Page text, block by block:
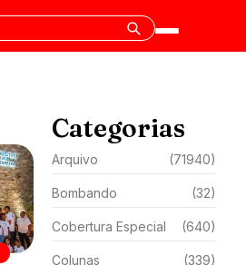
Categorias
Arquivo (71940)
Bombando (32)
Cobertura Especial (640)
Colunas (339)